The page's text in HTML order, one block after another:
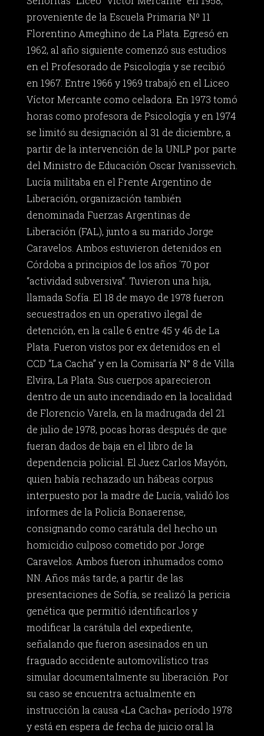
proveniente de la Escuela Primaria Nº 11
Florentino Ameghino de La Plata. Egresó en
1962, al año siguiente comenzó sus estudios
en el Profesorado de Psicología y se recibió
en 1967. Entre 1966 y 1969 trabajó en el Liceo
Víctor Mercante como celadora. En 1973 tomó
horas como profesora de Psicología y en 1974
se limitó su designación al 31 de diciembre, a
partir de la intervención de la UNLP por parte
del Ministro de Educación Oscar Ivanissevich.
Lucía militaba en el Frente Argentino de
Liberación, organización también
denominada Fuerzas Argentinas de
Liberación (FAL), junto a su marido Jorge
Caravelos. Ambos estuvieron detenidos en
Córdoba a principios de los años ´70 por
“actividad subversiva”. Tuvieron una hija,
llamada Sofía. El 18 de mayo de 1978 fueron
secuestrados en un operativo ilegal de
detención, en la calle 6 entre 45 y 46 de La
Plata. Fueron vistos por ex detenidos en el
CCD “La Cacha” y en la Comisaría N° 8 de Villa
Elvira, La Plata. Sus cuerpos aparecieron
dentro de un auto incendiado en la localidad
de Florencio Varela, en la madrugada del 21
de julio de 1978, pocas horas después de que
fueran dados de baja en el libro de la
dependencia policial. El Juez Carlos Mayón,
quien había rechazado un hábeas corpus
interpuesto por la madre de Lucía, validó los
informes de la Policía Bonaerense,
consignando como carátula del hecho un
homicidio culposo cometido por Jorge
Caravelos. Ambos fueron inhumados como
NN. Años más tarde, a partir de las
presentaciones de Sofía, se realizó la pericia
genética que permitió identificarlos y
modificar la carátula del expediente,
señalando que fueron asesinados en un
fraguado accidente automovilístico tras
simular documentalmente su liberación. Por
su caso se encuentra actualmente en
instrucción la causa «La Cacha» período 1978
y está en espera de fecha de juicio oral la